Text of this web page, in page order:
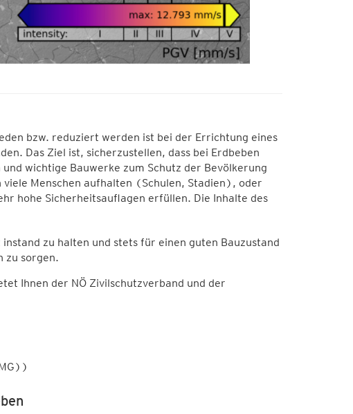
bzw. reduziert werden ist bei der Errichtung eines
Das Ziel ist, sicherzustellen, dass bei Erdbeben
wichtige Bauwerke zum Schutz der Bevölkerung
Menschen aufhalten (Schulen, Stadien), oder
hohe Sicherheitsauflagen erfüllen. Die Inhalte des
zu halten und stets für einen guten Bauzustand
zu sorgen.
Ihnen der NÖ Zivilschutzverband und der